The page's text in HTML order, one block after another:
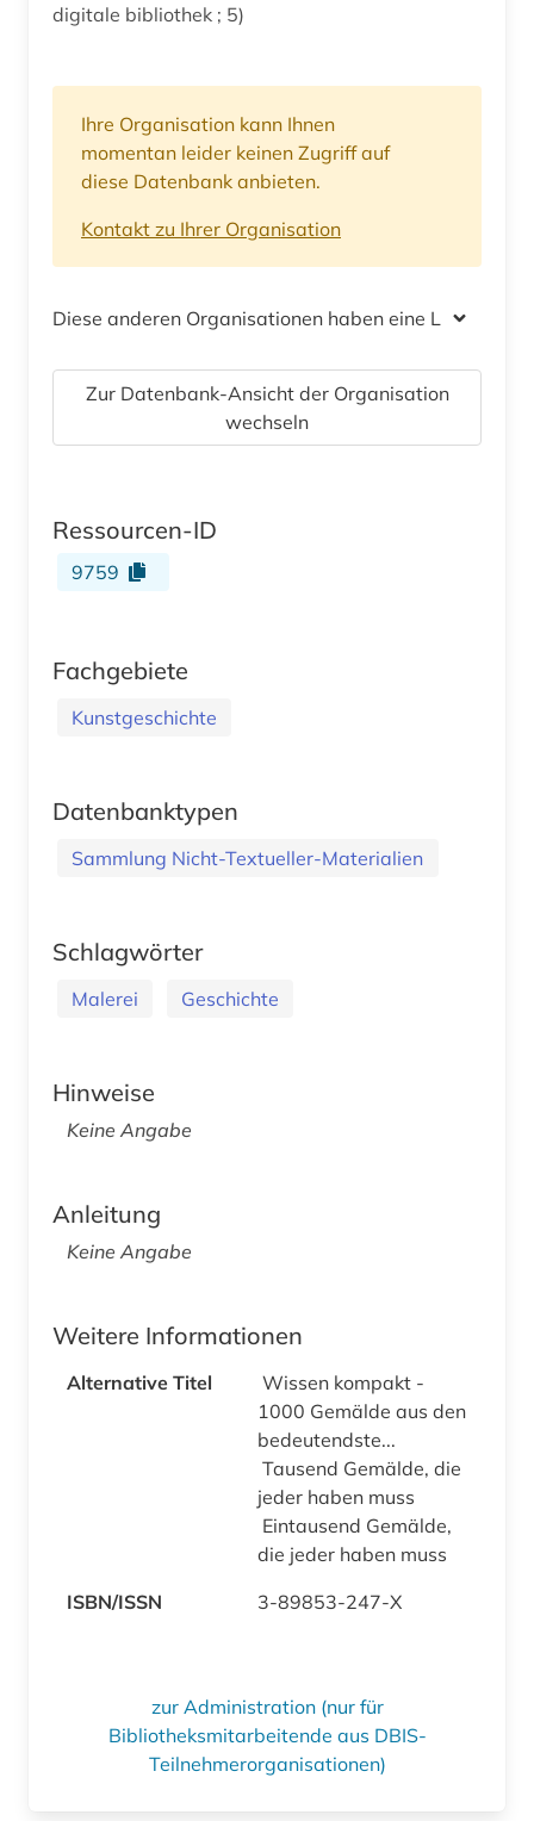
digitale bibliothek ; 5)
Ihre Organisation kann Ihnen
momentan leider keinen Zugriff auf
diese Datenbank anbieten.
Kontakt zu Ihrer Organisation
Diese anderen Organisationen haben eine Lizenz
Zur Datenbank-Ansicht der Organisation
wechseln
Ressourcen-ID
9759
Fachgebiete
Kunstgeschichte
Datenbanktypen
Sammlung Nicht-Textueller-Materialien
Schlagwörter
Malerei Geschichte
Hinweise
Keine Angabe
Anleitung
Keine Angabe
Weitere Informationen
Alternative Titel
Wissen kompakt -
1000 Gemälde aus den
bedeutendste...
Tausend Gemälde, die
jeder haben muss
Eintausend Gemälde,
die jeder haben muss
ISBN/ISSN
3-89853-247-X
zur Administration (nur für
Bibliotheksmitarbeitende aus DBIS-
Teilnehmerorganisationen)